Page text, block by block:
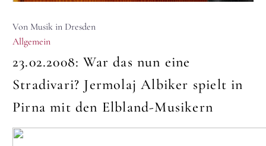
Von Musik in Dresden
Allgemein
23.02.2008:War das nun eine
Stradivari? Jermolaj Albiker spielt in
Pirna mit den Elbland-Musikern